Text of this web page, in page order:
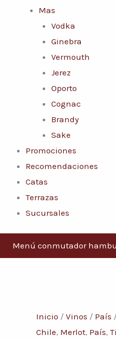
Mas
Vodka
Ginebra
Vermouth
Jerez
Oporto
Cognac
Brandy
Sake
Promociones
Recomendaciones
Catas
Terrazas
Sucursales
Menú conmutador
Inicio / Vinos / País
Chile, Merlot, País,
Y
TORO